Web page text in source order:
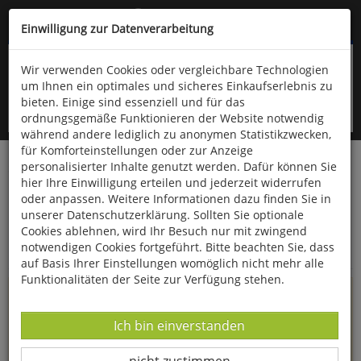
Kompletten Head der Seite überspringen
oder (06766) 9323-960
Startseite Informationen
Uppps...
Sie sind weitergeleitet worden !
haben zu öffnen, gibt es leider nicht mehr in unserem
Einwilligung zur Datenverarbeitung
Wir verwenden Cookies oder vergleichbare Technologien
um Ihnen ein optimales und sicheres Einkaufserlebnis zu
bieten. Einige sind essenziell und für das
ordnungsgemäße Funktionieren der Website notwendig
während andere lediglich zu anonymen Statistikzwecken,
für Komforteinstellungen oder zur Anzeige
personalisierter Inhalte genutzt werden. Dafür können Sie
hier Ihre Einwilligung erteilen und jederzeit widerrufen
oder anpassen. Weitere Informationen dazu finden Sie in
unserer Datenschutzerklärung. Sollten Sie optionale
Cookies ablehnen, wird Ihr Besuch nur mit zwingend
notwendigen Cookies fortgeführt. Bitte beachten Sie, dass
auf Basis Ihrer Einstellungen womöglich nicht mehr alle
Funktionalitäten der Seite zur Verfügung stehen.
Datenverarbeitung -
Ich bin einverstanden